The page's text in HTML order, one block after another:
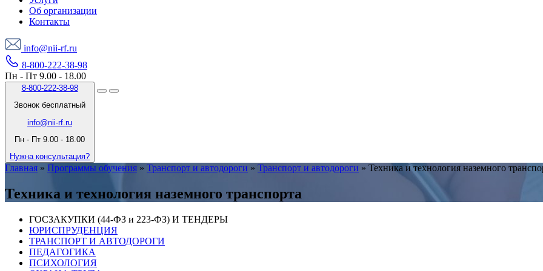
Об организации
Контакты
info@nii-rf.ru
8-800-222-38-98
Пн - Пт 9.00 - 18.00
8-800-222-38-98
Звонок бесплатный
info@nii-rf.ru
Пн - Пт 9.00 - 18.00
Нужна консультация?
Главная » Программы обучения » Транспорт и автодороги » Транспорт и автодороги » Техника и технология наземного
Техника и технология наземного транспорта
ГОСЗАКУПКИ (44-ФЗ и 223-ФЗ) И ТЕНДЕРЫ
ЮРИСПРУДЕНЦИЯ
ТРАНСПОРТ И АВТОДОРОГИ
ПЕДАГОГИКА
ПСИХОЛОГИЯ